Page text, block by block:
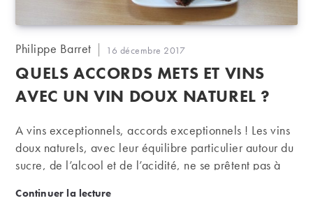
Auteur/autrice
la
publication :
Philippe Barret
Publication
publiée :
16 décembre 2017
QUELS ACCORDS METS ET VINS
AVEC UN VIN DOUX NATUREL ?
A vins exceptionnels, accords exceptionnels ! Les vins
doux naturels, avec leur équilibre particulier autour du
sucre, de l’alcool et de l’acidité, ne se prêtent pas à
d’emploi de ces vins particuliers, riches de saveurs
Continuer la lectureQuels accords mets et vins avec un vin doux